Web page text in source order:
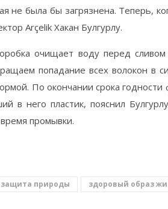
не была бы загрязнена. Теперь,
Arçelik Хакан Булгурлу.
очищает воду перед сливом
попадание всех волокон в
По окончании срока
в него пластик, пояснил
промывки.
защита природы здоровый образ